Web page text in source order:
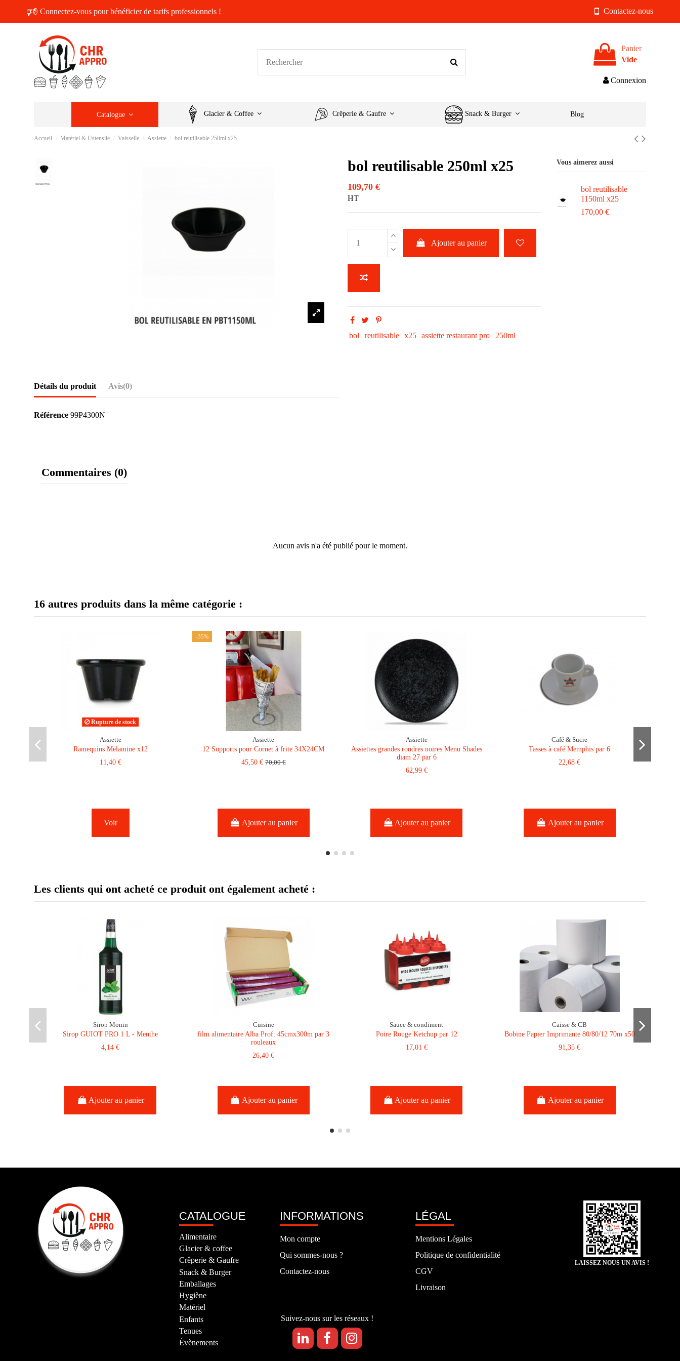
🕫 Connectez-vous pour bénéficier de tarifs professionnels ! Contactez-nous
Panier
Vide
Connexion
Catalogue Glacier & Coffee Crêperie & Gaufre Snack & Burger Blog
Accueil Matériel & Ustensile Vaisselle Assiette bol reutilisable 250ml x25
bol reutilisable 250ml x25
109,70 €
HT
Ajouter au panier
bol reutilisable x25 assiette restaurant pro 250ml
Vous aimerez aussi
bol reutilisable
1150ml x25
170,00 €
Détails du produit Avis(0)
Référence 99P4300N
Commentaires (0)
Aucun avis n'a été publié pour le moment.
16 autres produits dans la même catégorie :
Rupture de stock
Assiette
Ramequins Melamine x12
11,40 €
Voir
-35%
Assiette
12 Supports pour Cornet à frite 34X24CM
45,50 €70,00 €
Ajouter au panier
Assiette
Assiettes grandes rondres noires Menu Shades
diam 27 par 6
62,99 €
Ajouter au panier
Café & Sucre
Tasses à café Memphis par 6
22,68 €
Ajouter au panier
Les clients qui ont acheté ce produit ont également acheté :
Sirop Monin
Sirop GUIOT PRO 1 L - Menthe
4,14 €
Ajouter au panier
Cuisine
film alimentaire Alba Prof. 45cmx300m par 3
rouleaux
26,40 €
Ajouter au panier
Sauce & condiment
Poire Rouge Ketchup par 12
17,01 €
Ajouter au panier
Caisse & CB
Bobine Papier Imprimante 80/80/12 70m x50
91,35 €
Ajouter au panier
CATALOGUE
Alimentaire
Glacier & coffee
Crêperie & Gaufre
Snack & Burger
Emballages
Hygiène
Matériel
Enfants
Tenues
Évènements
INFORMATIONS
Mon compte
Qui sommes-nous ?
Contactez-nous
Suivez-nous sur les réseaux !
LÉGAL
Mentions Légales
Politique de confidentialité
CGV
Livraison
LAISSEZ NOUS UN AVIS !